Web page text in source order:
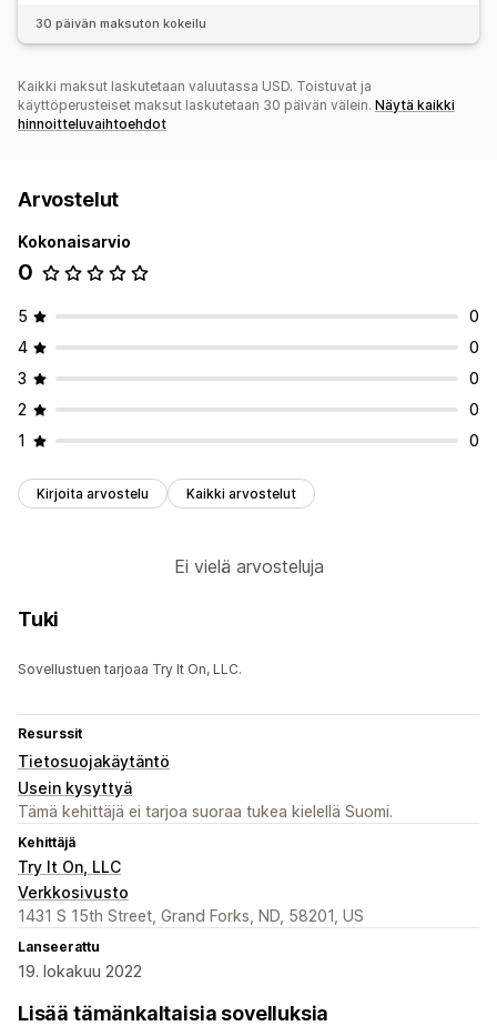
30 päivän maksuton kokeilu
Kaikki maksut laskutetaan valuutassa USD. Toistuvat ja
käyttöperusteiset maksut laskutetaan 30 päivän välein. Näytä kaikki
hinnoitteluvaihtoehdot
Arvostelut
Kokonaisarvio
0
5
0
4
0
3
0
2
0
1
0
Kirjoita arvostelu Kaikki arvostelut
Ei vielä arvosteluja
Tuki
Sovellustuen tarjoaa Try It On, LLC.
Resurssit
Tietosuojakäytäntö
Usein kysyttyä
Tämä kehittäjä ei tarjoa suoraa tukea kielellä Suomi.
Kehittäjä
Try It On, LLC
Verkkosivusto
1431 S 15th Street, Grand Forks, ND, 58201, US
Lanseerattu
19. lokakuu 2022
Lisää tämänkaltaisia sovelluksia